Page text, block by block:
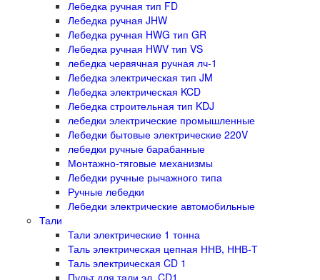
Лебедка ручная тип FD
Лебедка ручная JHW
Лебедка ручная HWG тип GR
Лебедка ручная HWV тип VS
лебедка червячная ручная лч-1
Лебедка электрическая тип JM
Лебедка электрическая KCD
Лебедка строительная тип KDJ
лебедки электрические промышленные
Лебедки бытовые электрические 220V
лебедки ручные барабанные
Монтажно-тяговые механизмы
Лебедки ручные рычажного типа
Ручные лебедки
Лебедки электрические автомобильные
Тали
Тали электрические 1 тонна
Таль электрическая цепная ННВ, ННВ-Т
Таль электрическая CD 1
Пульт для тали эл. CD1